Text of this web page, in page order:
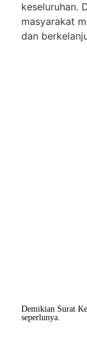
keseluruhan.
masyarakat
dan
Demikian Surat
seperlunya.